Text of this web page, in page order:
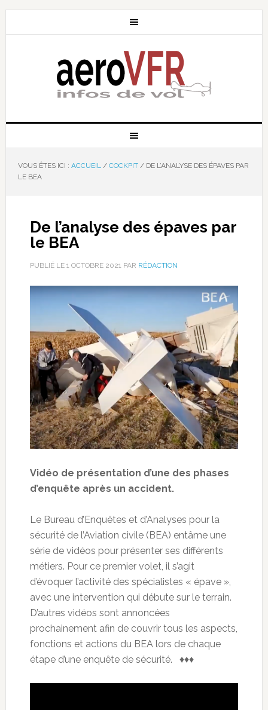
VOUS ÊTES ICI : ACCUEIL / COCKPIT /DE L’ANALYSE DES ÉPAVES PAR
LE BEA
De l’analyse des épaves par
le BEA
PUBLIÉ LE 1 OCTOBRE 2021PAR RÉDACTION
Vidéo de présentation d’une des phases
d’enquête après un accident.
Le Bureau d’Enquêtes et d’Analyses pour la
sécurité de l’Aviation civile (BEA) entâme une
série de vidéos pour présenter ses différents
métiers. Pour ce premier volet, il s’agit
d’évoquer l’activité des spécialistes « épave »,
avec une intervention qui débute sur le terrain.
D’autres vidéos sont annoncées
prochainement afin de couvrir tous les aspects,
fonctions et actions du BEA lors de chaque
étape d’une enquête de sécurité. ♦♦♦